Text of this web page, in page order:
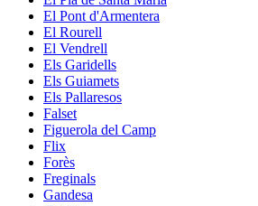
El Pont d'Armentera
El Rourell
El Vendrell
Els Garidells
Els Guiamets
Els Pallaresos
Falset
Figuerola del Camp
Flix
Forès
Freginals
Gandesa